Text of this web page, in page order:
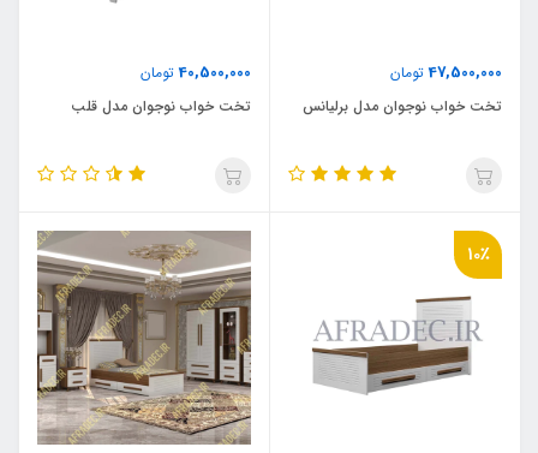
47,500,000تومان
تخت خواب نوجوان مدل برلیانس
40,500,000تومان
تخت خواب نوجوان مدل قلب
10٪